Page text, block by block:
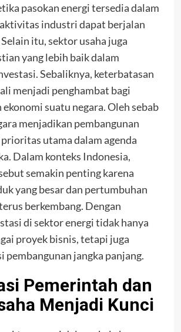
pasokan energi tersedia dalam
industri dapat berjalan
itu, sektor usaha juga
yang lebih baik dalam
Sebaliknya, keterbatasan
menjadi penghambat bagi
ekonomi suatu negara. Oleh sebab
menjadikan pembangunan
utama dalam agenda
Dalam konteks Indonesia,
semakin penting karena
yang besar dan pertumbuhan
berkembang. Dengan
di sektor energi tidak hanya
proyek bisnis, tetapi juga
pembangunan jangka panjang.
Pemerintah dan
Menjadi Kunci